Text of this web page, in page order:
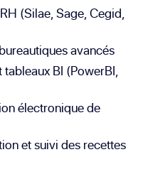
(Silae, Sage, Cegid,
avancés
tableaux BI (PowerBI,
électronique de
et suivi des recettes